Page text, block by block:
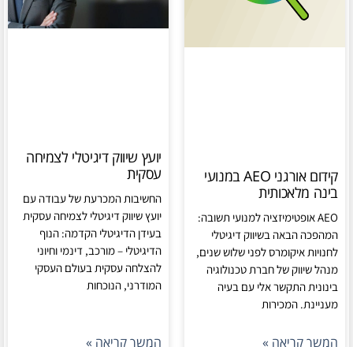
קידום אורגני AEO במנועי
בינה מלאכותית
AEO אופטימיזציה למנועי תשובה:
המהפכה הבאה בשיווק דיגיטלי
לחנויות איקומרס לפני שלוש שנים,
מנהל שיווק של חברת טכנולוגיה
בינונית התקשר אלי עם בעיה
מעניינת. המכירות
המשך קריאה »
יועץ שיווק דיגיטלי לצמיחה
עסקית
החשיבות המכרעת של עבודה עם
יועץ שיווק דיגיטלי לצמיחה עסקית
בעידן הדיגיטלי הקדמה: הנוף
הדיגיטלי – מורכב, דינמי וחיוני
להצלחה עסקית בעולם העסקי
המודרני, הנוכחות
המשך קריאה »